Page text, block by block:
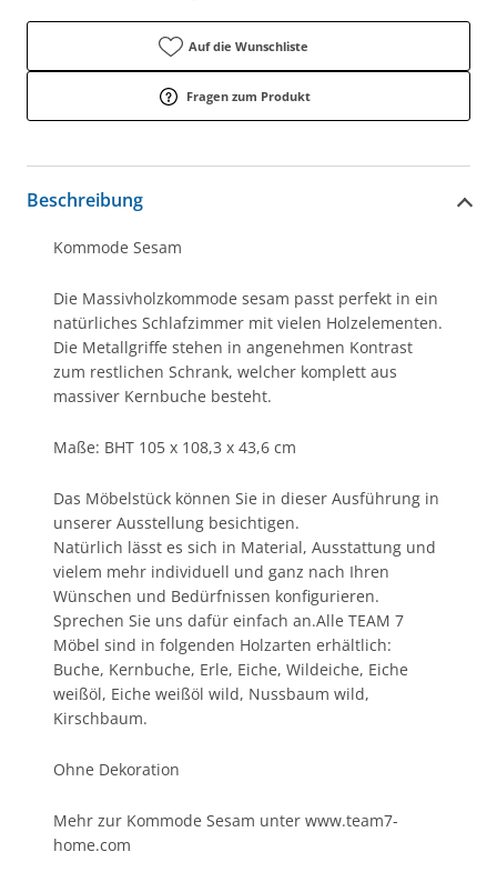
Auf die Wunschliste
Fragen zum Produkt
Beschreibung
Kommode Sesam
Die Massivholzkommode sesam passt perfekt in ein
natürliches Schlafzimmer mit vielen Holzelementen.
Die Metallgriffe stehen in angenehmen Kontrast
zum restlichen Schrank, welcher komplett aus
massiver Kernbuche besteht.
Maße: BHT 105 x 108,3 x 43,6 cm
Das Möbelstück können Sie in dieser Ausführung in
unserer Ausstellung besichtigen.
Natürlich lässt es sich in Material, Ausstattung und
vielem mehr individuell und ganz nach Ihren
Wünschen und Bedürfnissen konfigurieren.
Sprechen Sie uns dafür einfach an.Alle TEAM 7
Möbel sind in folgenden Holzarten erhältlich:
Buche, Kernbuche, Erle, Eiche, Wildeiche, Eiche
weißöl, Eiche weißöl wild, Nussbaum wild,
Kirschbaum.
Ohne Dekoration
Mehr zur Kommode Sesam unter www.team7-
home.com